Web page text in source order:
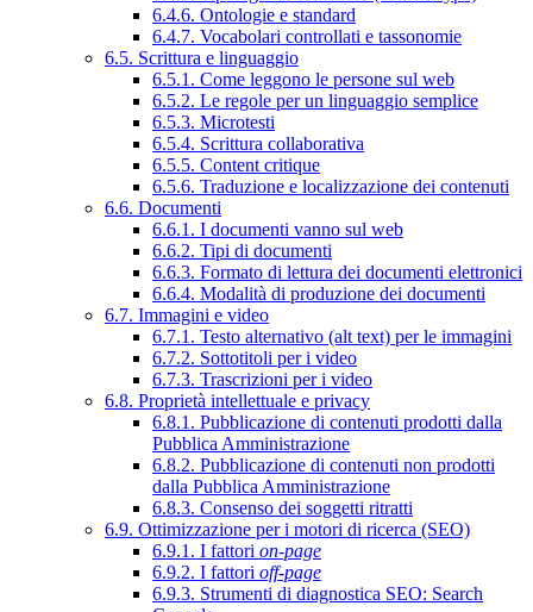
6.4.6. Ontologie e standard
6.4.7. Vocabolari controllati e tassonomie
6.5. Scrittura e linguaggio
6.5.1. Come leggono le persone sul web
6.5.2. Le regole per un linguaggio semplice
6.5.3. Microtesti
6.5.4. Scrittura collaborativa
6.5.5. Content critique
6.5.6. Traduzione e localizzazione dei contenuti
6.6. Documenti
6.6.1. I documenti vanno sul web
6.6.2. Tipi di documenti
6.6.3. Formato di lettura dei documenti elettronici
6.6.4. Modalità di produzione dei documenti
6.7. Immagini e video
6.7.1. Testo alternativo (alt text) per le immagini
6.7.2. Sottotitoli per i video
6.7.3. Trascrizioni per i video
6.8. Proprietà intellettuale e privacy
6.8.1. Pubblicazione di contenuti prodotti dalla
Pubblica Amministrazione
6.8.2. Pubblicazione di contenuti non prodotti
dalla Pubblica Amministrazione
6.8.3. Consenso dei soggetti ritratti
6.9. Ottimizzazione per i motori di ricerca (SEO)
6.9.1. I fattori on-page
6.9.2. I fattori off-page
6.9.3. Strumenti di diagnostica SEO: Search